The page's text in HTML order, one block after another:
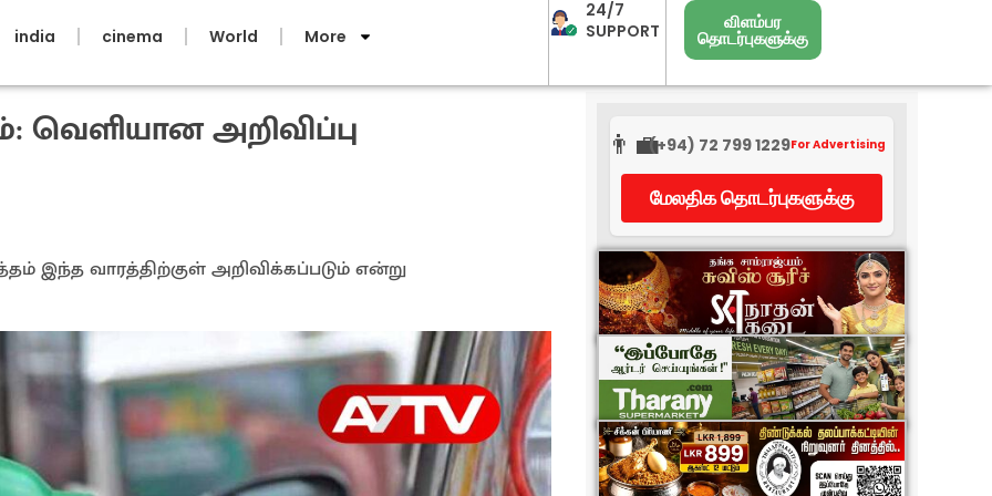
india cinema World More
24/7
SUPPORT
விளம்பர
தொடர்புகளுக்கு
வெளியான அறிவிப்பு
இந்த வாரத்திற்குள் அறிவிக்கப்படும் என்று
👨‍💼(+94) 72 799 1229For Advertising
மேலதிக தொடர்புகளுக்கு